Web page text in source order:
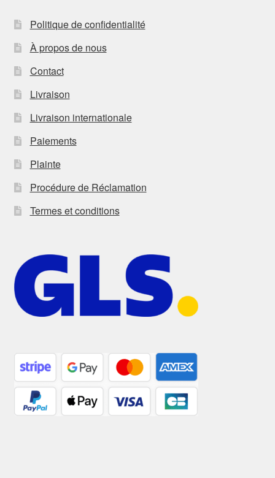
Politique de confidentialité
À propos de nous
Contact
Livraison
Livraison internationale
Paiements
Plainte
Procédure de Réclamation
Termes et conditions